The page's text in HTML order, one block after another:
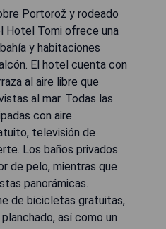
Portorož y rodeado
Hotel Tomi ofrece una
y habitaciones
El hotel cuenta con
al aire libre que
al mar. Todas las
con aire
televisión de
Los baños privados
de pelo, mientras que
panorámicas.
de bicicletas gratuitas,
así como un